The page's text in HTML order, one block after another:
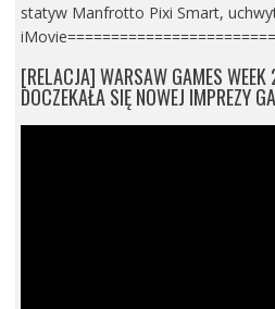
statyw Manfrotto Pixi Smart,
[RELACJA] WARSAW GAMES
DOCZEKAŁA SIĘ NOWEJ IMPREZY